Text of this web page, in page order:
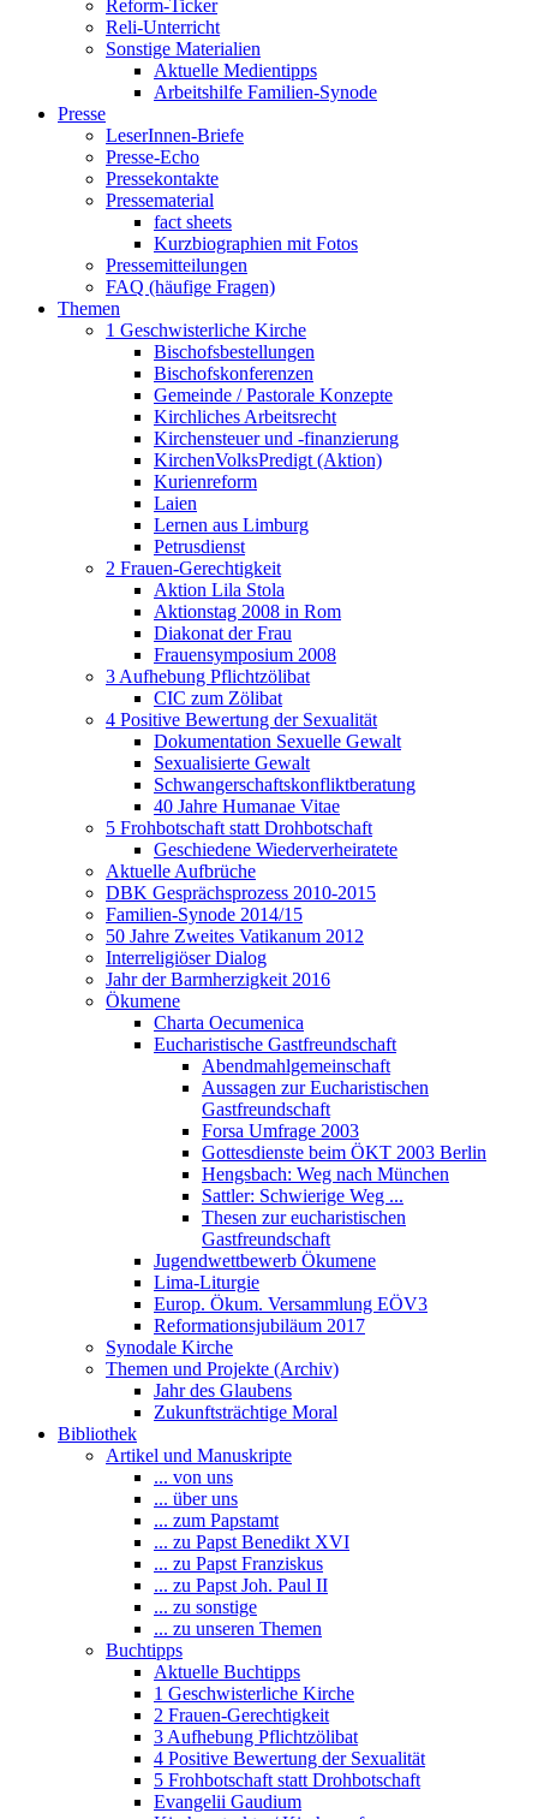
Reform-Ticker
Reli-Unterricht
Sonstige Materialien
Aktuelle Medientipps
Arbeitshilfe Familien-Synode
Presse
LeserInnen-Briefe
Presse-Echo
Pressekontakte
Pressematerial
fact sheets
Kurzbiographien mit Fotos
Pressemitteilungen
FAQ (häufige Fragen)
Themen
1 Geschwisterliche Kirche
Bischofsbestellungen
Bischofskonferenzen
Gemeinde / Pastorale Konzepte
Kirchliches Arbeitsrecht
Kirchensteuer und -finanzierung
KirchenVolksPredigt (Aktion)
Kurienreform
Laien
Lernen aus Limburg
Petrusdienst
2 Frauen-Gerechtigkeit
Aktion Lila Stola
Aktionstag 2008 in Rom
Diakonat der Frau
Frauensymposium 2008
3 Aufhebung Pflichtzölibat
CIC zum Zölibat
4 Positive Bewertung der Sexualität
Dokumentation Sexuelle Gewalt
Sexualisierte Gewalt
Schwangerschaftskonfliktberatung
40 Jahre Humanae Vitae
5 Frohbotschaft statt Drohbotschaft
Geschiedene Wiederverheiratete
Aktuelle Aufbrüche
DBK Gesprächsprozess 2010-2015
Familien-Synode 2014/15
50 Jahre Zweites Vatikanum 2012
Interreligiöser Dialog
Jahr der Barmherzigkeit 2016
Ökumene
Charta Oecumenica
Eucharistische Gastfreundschaft
Abendmahlgemeinschaft
Aussagen zur Eucharistischen
Gastfreundschaft
Forsa Umfrage 2003
Gottesdienste beim ÖKT 2003 Berlin
Hengsbach: Weg nach München
Sattler: Schwierige Weg ...
Thesen zur eucharistischen
Gastfreundschaft
Jugendwettbewerb Ökumene
Lima-Liturgie
Europ. Ökum. Versammlung EÖV3
Reformationsjubiläum 2017
Synodale Kirche
Themen und Projekte (Archiv)
Jahr des Glaubens
Zukunftsträchtige Moral
Bibliothek
Artikel und Manuskripte
... von uns
... über uns
... zum Papstamt
... zu Papst Benedikt XVI
... zu Papst Franziskus
... zu Papst Joh. Paul II
... zu sonstige
... zu unseren Themen
Buchtipps
Aktuelle Buchtipps
1 Geschwisterliche Kirche
2 Frauen-Gerechtigkeit
3 Aufhebung Pflichtzölibat
4 Positive Bewertung der Sexualität
5 Frohbotschaft statt Drohbotschaft
Evangelii Gaudium